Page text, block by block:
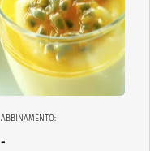
ABBINAMENTO:
-